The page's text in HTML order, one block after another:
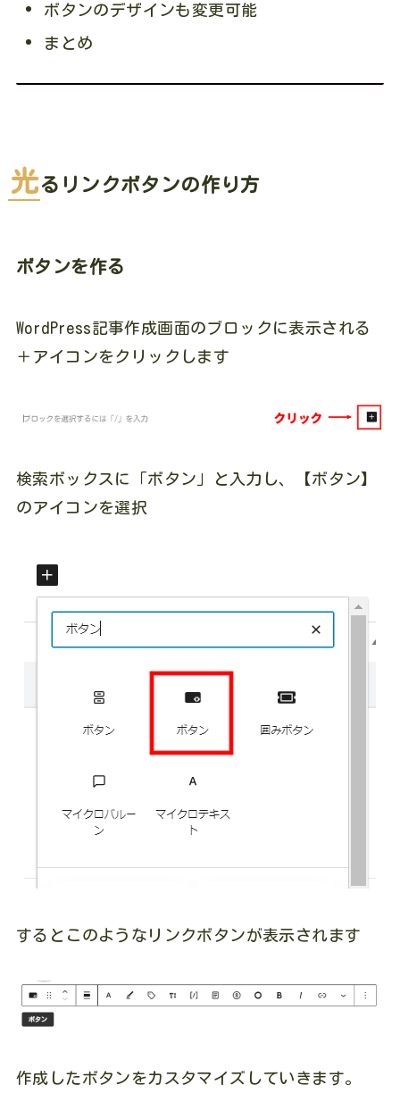
ボタンのデザインも変更可能
まとめ
光るリンクボタンの作り方
ボタンを作る
WordPress記事作成画面のブロックに表示される
＋アイコンをクリックします
検索ボックスに「ボタン」と入力し、【ボタン】
のアイコンを選択
するとこのようなリンクボタンが表示されます
作成したボタンをカスタマイズしていきます。